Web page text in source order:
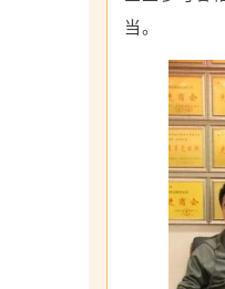
当。